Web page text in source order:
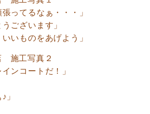
ってるなぁ・・・」
ございます」
いものをあげよう」
ンコートだ！」
」